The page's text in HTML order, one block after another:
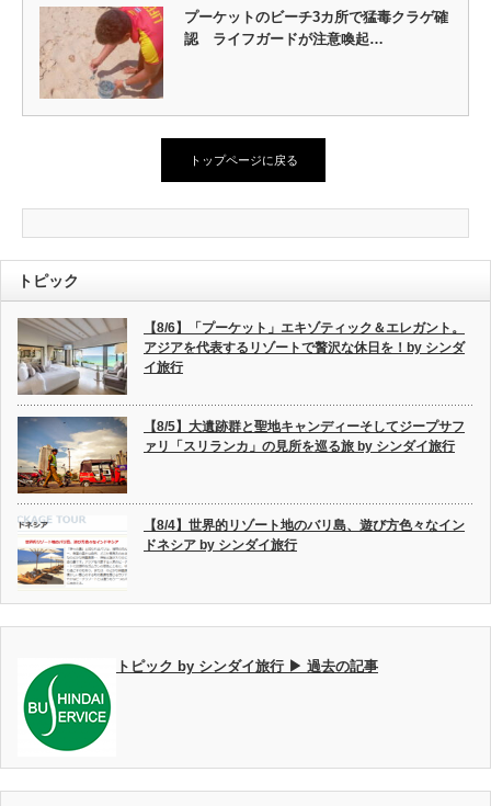
プーケットのビーチ3カ所で猛毒クラゲ確
認 ライフガードが注意喚起…
トップページに戻る
トピック
【8/6】「プーケット」エキゾティック＆エレガント。
アジアを代表するリゾートで贅沢な休日を！by シンダ
イ旅行
【8/5】大遺跡群と聖地キャンディーそしてジープサフ
ァリ「スリランカ」の見所を巡る旅 by シンダイ旅行
【8/4】世界的リゾート地のバリ島、遊び方色々なイン
ドネシア by シンダイ旅行
トピック by シンダイ旅行 ▶ 過去の記事